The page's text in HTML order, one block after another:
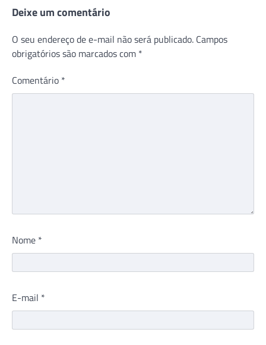
Deixe um comentário
O seu endereço de e-mail não será publicado. Campos
obrigatórios são marcados com *
Comentário *
Nome *
E-mail *